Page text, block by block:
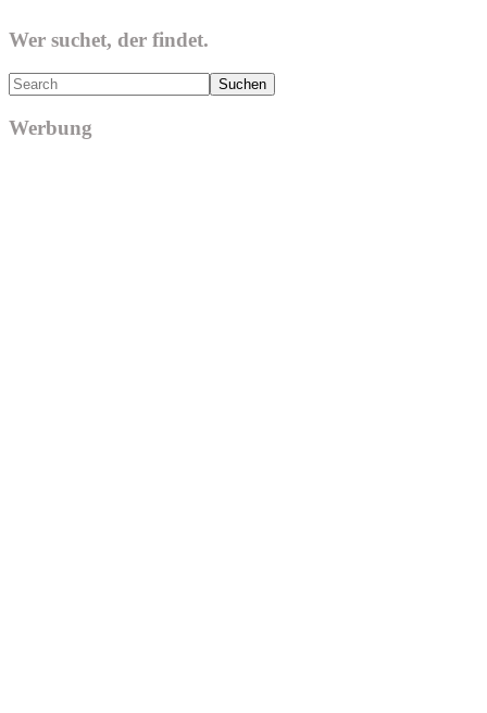
Wer suchet, der findet.
Search
Werbung